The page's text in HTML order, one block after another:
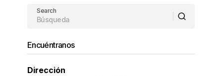
Search
Encuéntranos
Dirección